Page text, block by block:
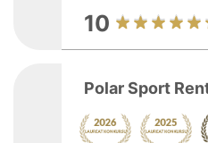
10
Polar Sport